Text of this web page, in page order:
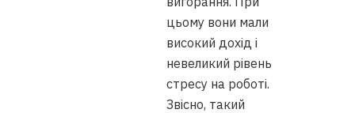
цьому вони мали
високий дохід і
невеликий рівень
стресу на роботі.
Звісно, такий